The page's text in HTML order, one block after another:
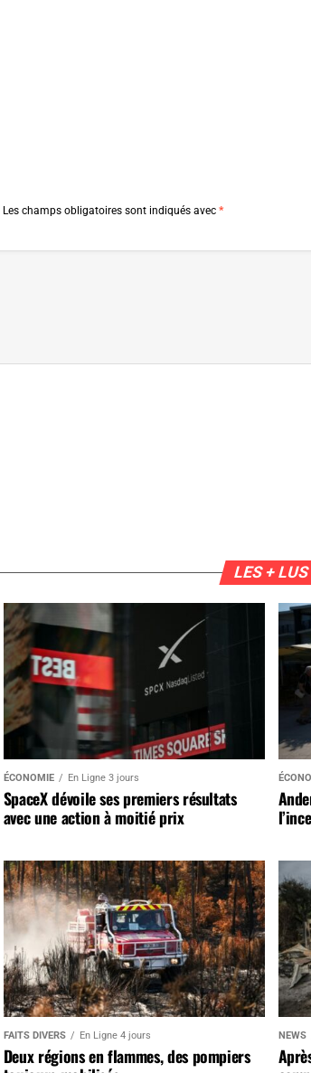
Les champs obligatoires sont indiqués avec *
LES + LUS
ÉCONOMIE En Ligne 3 jours
SpaceX dévoile ses premiers résultats
avec une action à moitié prix
FAITS DIVERS En Ligne 4 jours
Deux régions en flammes, des pompiers
NEWS